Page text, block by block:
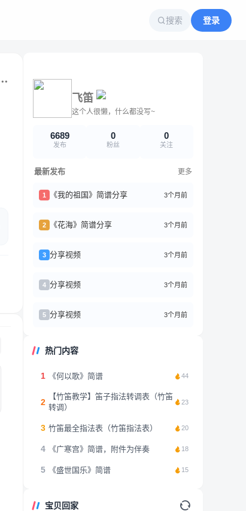
搜索 登录
飞笛
这个人很懒，什么都没写~
6689
发布
0
粉丝
0
关注
最新发布 更多
1 《我的祖国》简谱分享 3个月前
2 《花海》简谱分享 3个月前
3 分享视频 3个月前
4 分享视频 3个月前
5 分享视频 3个月前
热门内容
1 《何以歌》简谱 44
2
【竹笛教学】笛子指法转调表（竹笛
转调）
23
3 竹笛最全指法表（竹笛指法表） 20
4 《广寒宫》简谱，附件为伴奏 18
5 《盛世国乐》简谱 15
宝贝回家